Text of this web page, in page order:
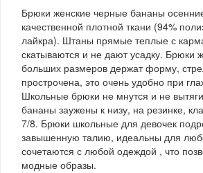
Брюки женские черные бананы
качественной плотной ткани (94%
лайкра). Штаны прямые теплые с
скатываются и не дают усадку. Брюки
больших размеров держат форму,
прострочена, это очень удобно при
Школьные брюки не мнутся и не
бананы заужены к низу, на резинке,
7/8. Брюки школьные для девочек
завышенную талию, идеальны для
сочетаются с любой одеждой , что
модные образы.